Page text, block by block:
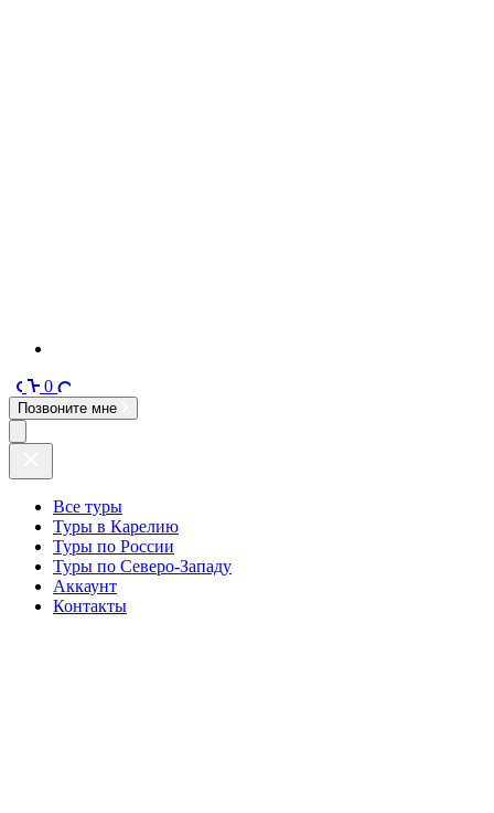
0
Позвоните мне
Все туры
Туры в Карелию
Туры по России
Туры по Северо-Западу
Аккаунт
Контакты